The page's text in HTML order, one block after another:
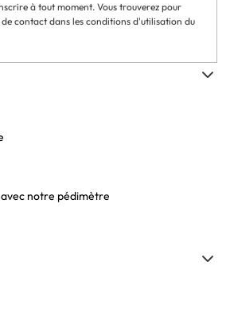
à tout moment. Vous trouverez pour
contact dans les conditions d'utilisation du
notre pédimètre